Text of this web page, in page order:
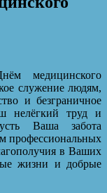
медицинского
служение людям,
и безграничное
нелёгкий труд и
Ваша забота
профессиональных
в Ваших
жизни и добрые